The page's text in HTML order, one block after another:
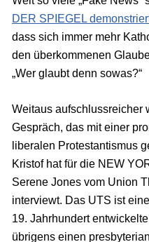
DER SPIEGEL
dass sich immer mehr
den überkommenen
„Wer glaubt denn sowas?“
Weitaus aufschlussreicher
Gespräch, das mit einer
liberalen Protestantismus
Kristof hat für die NEW
Serene Jones vom Union
interviewt. Das UTS ist
19. Jahrhundert
übrigens einen